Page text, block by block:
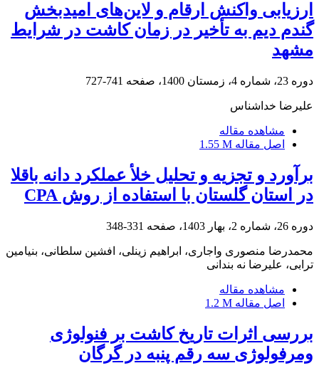
ارزیابی واکنش ارقام و لاین‌های امیدبخش
گندم دیم به تأخیر در زمان کاشت در شرایط
مشهد
دوره 23، شماره 4، زمستان 1400، صفحه 741-727
علیرضا خداشناس
مشاهده مقاله
اصل مقاله 1.55 M
برآورد و تجزیه و تحلیل خلأ عملکرد دانه باقلا
در استان گلستان با استفاده از روش CPA
دوره 26، شماره 2، بهار 1403، صفحه 331-348
محمدرضا منصوری واجاری، ابراهیم زینلی، افشین سلطانی، بنیامین
ترابی، علیرضا نه بندانی
مشاهده مقاله
اصل مقاله 1.2 M
بررسی اثرات تاریخ کاشت بر فنولوژی
ومرفولوژی سه رقم پنبه در گرگان